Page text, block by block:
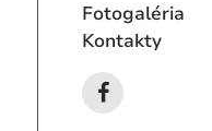
Fotogaléria
Kontakty